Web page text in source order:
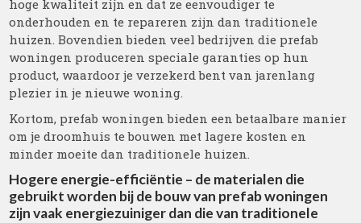
hoge kwaliteit zijn en dat ze eenvoudiger te
onderhouden en te repareren zijn dan traditionele
huizen. Bovendien bieden veel bedrijven die prefab
woningen produceren speciale garanties op hun
product, waardoor je verzekerd bent van jarenlang
plezier in je nieuwe woning.
Kortom, prefab woningen bieden een betaalbare manier
om je droomhuis te bouwen met lagere kosten en
minder moeite dan traditionele huizen.
Hogere energie-efficiëntie – de materialen die
gebruikt worden bij de bouw van prefab woningen
zijn vaak energiezuiniger dan die van traditionele